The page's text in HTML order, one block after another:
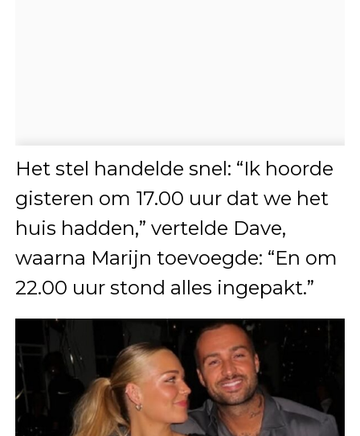
Het stel handelde snel: “Ik hoorde
gisteren om 17.00 uur dat we het
huis hadden,” vertelde Dave,
waarna Marijn toevoegde: “En om
22.00 uur stond alles ingepakt.”